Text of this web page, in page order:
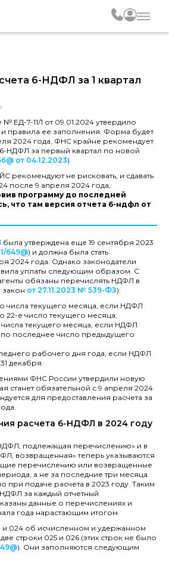
6-НДФЛ за 1 квартал
ЕД-7-11/1 от 09.01.2024 утвердило
правила ее заполнения. Форма будет
2024 года, ФНС крайне рекомендует
6-НДФЛ за первый квартал по новой
от 04.12.2023).
рекомендуют не рисковать, и сдавать
после 9 апреля 2024 года,
программу до последней
что там версия отчета 6-ндфл от
была утверждена еще 19 сентября 2023
649@) и должна была стать
2024 года. Однако законодатели
уплаты следующим образом. С
обязаны перечислять НДФЛ в
от 27.11.2023 № 539-ФЗ):
числа текущего месяца, если НДФЛ
22-е число текущего месяца;
текущего месяца, если НДФЛ
по последнее число предыдущего
рабочего дня года, если НДФЛ
декабря.
ФНС России утвердили новую
станет обязательной с 9 апреля 2024
для предоставления расчета за
расчета 6-НДФЛ в 2024 году
подлежащая перечислению» и в
возвращенная» теперь указываются
перечислению или возвращенные
а не за последние три месяца
при подаче расчета в 2023 году. Таким
за каждый отчетный
данные о перечислениях и
года нарастающим итогом.
и 024 об исчисленном и удержанном
строки 025 и 026 (этих строк не было
). Они заполняются следующим